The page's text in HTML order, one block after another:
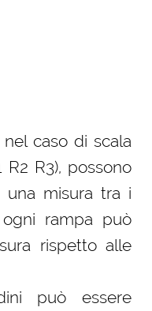
caso di scala
R3), possono
una misura tra i
rampa può
rispetto alle
può essere